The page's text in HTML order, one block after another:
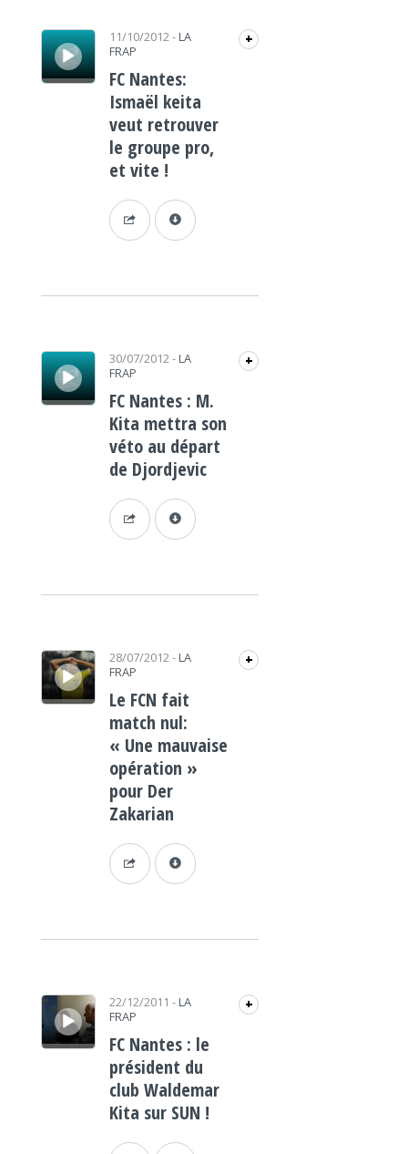
Lecteur audio 11/10/2012- LA
FRAP
+
FC Nantes:
Ismaël keita
veut retrouver
le groupe pro,
et vite !
Lecteur audio 30/07/2012- LA
FRAP
+
FC Nantes : M.
Kita mettra son
véto au départ
de Djordjevic
Lecteur audio 28/07/2012- LA
FRAP
+
Le FCN fait
match nul:
« Une mauvaise
opération »
pour Der
Zakarian
Lecteur audio 22/12/2011 - LA
FRAP
+
FC Nantes : le
président du
club Waldemar
Kita sur SUN !